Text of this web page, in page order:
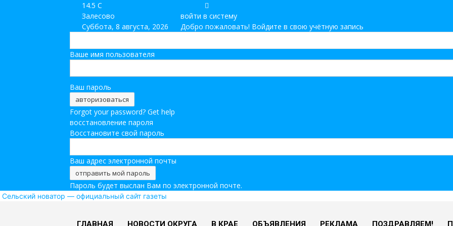
14.5 C
Залесово
Суббота, 8 августа, 2026
войти в систему
Добро пожаловать! Войдите в свою учётную запись
Ваше имя пользователя
Ваш пароль
Forgot your password? Get help
восстановление пароля
Восстановите свой пароль
Ваш адрес электронной почты
Пароль будет выслан Вам по электронной почте.
Сельский новатор — официальный сайт газеты
ГЛАВНАЯ НОВОСТИ ОКРУГА В КРАЕ ОБЪЯВЛЕНИЯ РЕКЛАМА ПОЗДРАВЛЯЕМ!